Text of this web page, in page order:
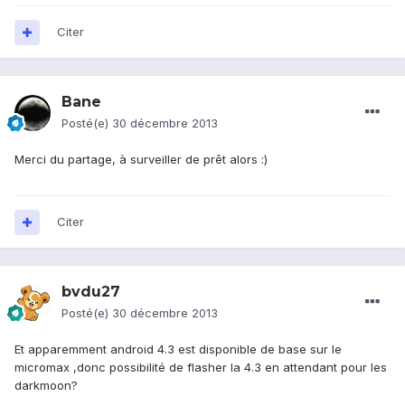
Citer
Bane
Posté(e) 30 décembre 2013
Merci du partage, à surveiller de prêt alors :)
Citer
bvdu27
Posté(e) 30 décembre 2013
Et apparemment android 4.3 est disponible de base sur le
micromax ,donc possibilité de flasher la 4.3 en attendant pour les
darkmoon?